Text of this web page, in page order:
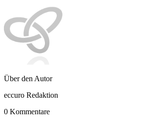
Über den Autor
eccuro Redaktion
0 Kommentare